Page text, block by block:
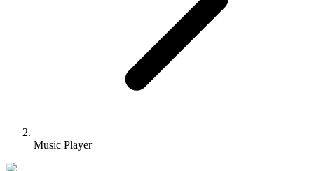
Music Player